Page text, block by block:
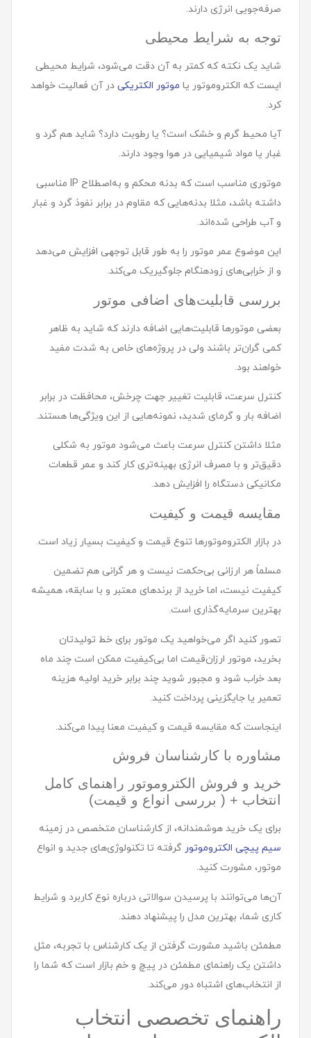
صرفه‌جویی انرژی دارند.
توجه به شرایط محیطی
شاید یک نکته که کمتر به آن دقت می‌شود، شرایط محیطی
ایست که الکتروموتور یا موتور الکتریکی در آن فعالیت خواهد
کرد.
آیا محیط گرم و خشک است؟ یا رطوبت دارد؟ شاید هم گرد و
غبار یا مواد شیمیایی در هوا وجود دارند.
موتوری مناسب است که بدنه محکم و به‌اصطلاح IP مناسبی
داشته باشد، مثلا بدنه‌هایی که مقاوم در برابر نفوذ گرد و غبار
و آب طراحی شده‌اند.
این موضوع عمر موتور را به طور قابل توجهی افزایش می‌دهد
و از خرابی‌های زودهنگام جلوگیریک می‌کند.
بررسی قابلیت‌های اضافی موتور
بعضی موتورها قابلیت‌هایی اضافه دارند که شاید به ظاهر
کمی گران‌تر باشند ولی در پروژه‌های خاص به شدت مفید
خواهند بود.
کنترل سرعت، قابلیت تغییر جهت چرخش، محافظت در برابر
اضافه بار و گرمای شدید، نمونه‌هایی از این ویژگی‌ها هستند.
مثلا داشتن کنترل سرعت باعث می‌شود موتور به شکلی
دقیق‌تر و با مصرف انرژی بهینه‌تری کار کند و عمر قطعات
مکانیکی دستگاه را افزایش دهد.
مقایسه قیمت و کیفیت
در بازار الکتروموتورها تنوع قیمت و کیفیت بسیار زیاد است.
مسلماً هر ارزانی بی‌حکمت نیست و هر گرانی هم تضمین
کیفیت نیست، اما خرید از برندهای معتبر و با سابقه، همیشه
بهترین سرمایه‌گذاری است.
تصور کنید اگر می‌خواهید یک موتور برای خط تولیدتان
بخرید، موتور ارزان‌قیمت اما بی‌کیفیت ممکن است چند ماه
بعد خراب شود و مجبور شوید چند برابر خرید اولیه هزینه
تعمیر یا جایگزینی پرداخت کنید.
اینجاست که مقایسه قیمت و کیفیت معنا پیدا می‌کند.
مشاوره با کارشناسان فروش
خرید و فروش الکتروموتور راهنمای کامل
انتخاب + ( بررسی انواع و قیمت)
برای یک خرید هوشمندانه، از کارشناسان متخصص در زمینه
سیم پیچی الکتروموتور گرفته تا تکنولوژی‌های جدید و انواع
موتور، مشورت کنید.
آن‌ها می‌توانند با پرسیدن سوالاتی درباره نوع کاربرد و شرایط
کاری شما، بهترین مدل را پیشنهاد دهند.
مطمئن باشید مشورت گرفتن از یک کارشناس با تجربه، مثل
داشتن یک راهنمای مطمئن در پیچ و خم بازار است که شما را
از انتخاب‌های اشتباه دور می‌کند.
راهنمای تخصصی انتخاب